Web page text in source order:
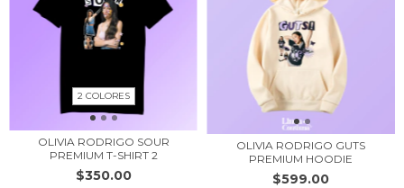
2 COLORES
OLIVIA RODRIGO SOUR
PREMIUM T-SHIRT 2
$350.00
OLIVIA RODRIGO GUTS
PREMIUM HOODIE
$599.00